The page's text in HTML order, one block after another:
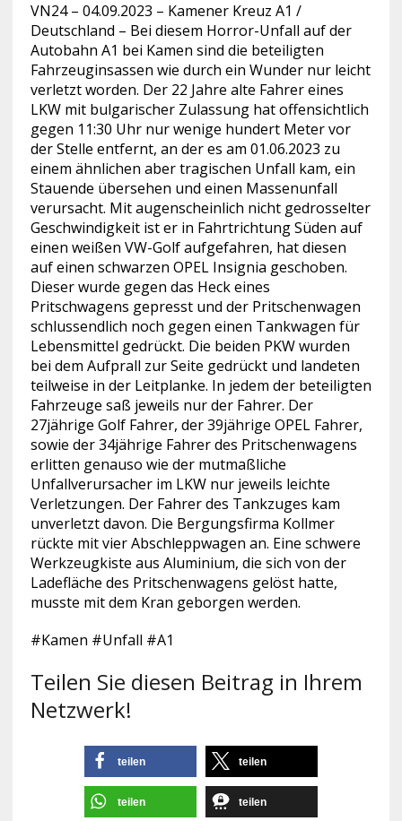
VN24 – 04.09.2023 – Kamener Kreuz A1 /
Deutschland – Bei diesem Horror-Unfall auf der
Autobahn A1 bei Kamen sind die beteiligten
Fahrzeuginsassen wie durch ein Wunder nur leicht
verletzt worden. Der 22 Jahre alte Fahrer eines
LKW mit bulgarischer Zulassung hat offensichtlich
gegen 11:30 Uhr nur wenige hundert Meter vor
der Stelle entfernt, an der es am 01.06.2023 zu
einem ähnlichen aber tragischen Unfall kam, ein
Stauende übersehen und einen Massenunfall
verursacht. Mit augenscheinlich nicht gedrosselter
Geschwindigkeit ist er in Fahrtrichtung Süden auf
einen weißen VW-Golf aufgefahren, hat diesen
auf einen schwarzen OPEL Insignia geschoben.
Dieser wurde gegen das Heck eines
Pritschwagens gepresst und der Pritschenwagen
schlussendlich noch gegen einen Tankwagen für
Lebensmittel gedrückt. Die beiden PKW wurden
bei dem Aufprall zur Seite gedrückt und landeten
teilweise in der Leitplanke. In jedem der beteiligten
Fahrzeuge saß jeweils nur der Fahrer. Der
27jährige Golf Fahrer, der 39jährige OPEL Fahrer,
sowie der 34jährige Fahrer des Pritschenwagens
erlitten genauso wie der mutmaßliche
Unfallverursacher im LKW nur jeweils leichte
Verletzungen. Der Fahrer des Tankzuges kam
unverletzt davon. Die Bergungsfirma Kollmer
rückte mit vier Abschleppwagen an. Eine schwere
Werkzeugkiste aus Aluminium, die sich von der
Ladefläche des Pritschenwagens gelöst hatte,
musste mit dem Kran geborgen werden.
#Kamen #Unfall #A1
Teilen Sie diesen Beitrag in Ihrem
Netzwerk!
teilen teilen
teilen teilen